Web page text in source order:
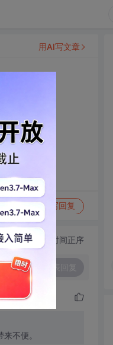
写回复
用AI写文章
切换为时间正序
不便。